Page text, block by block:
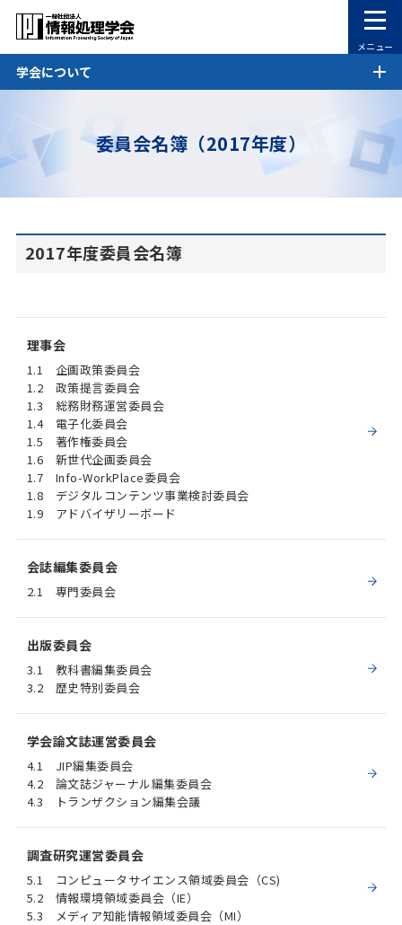
メニュー
学会について
委員会名簿（2017年度）
2017年度委員会名簿
理事会
1.1 企画政策委員会
1.2 政策提言委員会
1.3 総務財務運営委員会
1.4 電子化委員会
1.5 著作権委員会
1.6 新世代企画委員会
1.7 Info-WorkPlace委員会
1.8 デジタルコンテンツ事業検討委員会
1.9 アドバイザリーボード
会誌編集委員会
2.1 専門委員会
出版委員会
3.1 教科書編集委員会
3.2 歴史特別委員会
学会論文誌運営委員会
4.1 JIP編集委員会
4.2 論文誌ジャーナル編集委員会
4.3 トランザクション編集会議
調査研究運営委員会
5.1 コンピュータサイエンス領域委員会（CS)
5.2 情報環境領域委員会（IE）
5.3 メディア知能情報領域委員会（MI）